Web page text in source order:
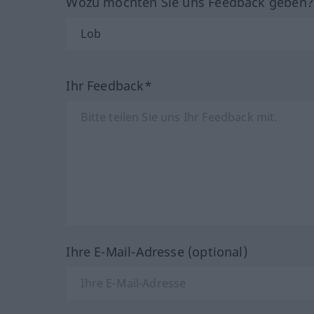
Ihr Feedback*
Ihre E-Mail-Adresse (optional)